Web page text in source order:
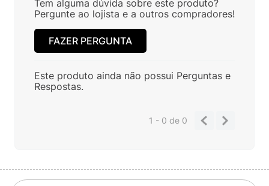
Tem alguma dúvida sobre este produto?
Pergunte ao lojista e a outros compradores!
FAZER PERGUNTA
Este produto ainda não possui Perguntas e
Respostas.
1 - 0de 0